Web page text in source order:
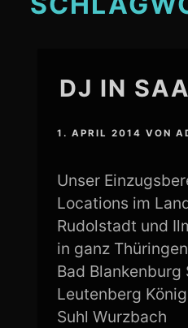
DJ IN
1. APRIL 2014 VON
Unser
Locations im
Rudolstadt und
in ganz
Bad Blankenburg
Leutenberg
Suhl Wurzbach